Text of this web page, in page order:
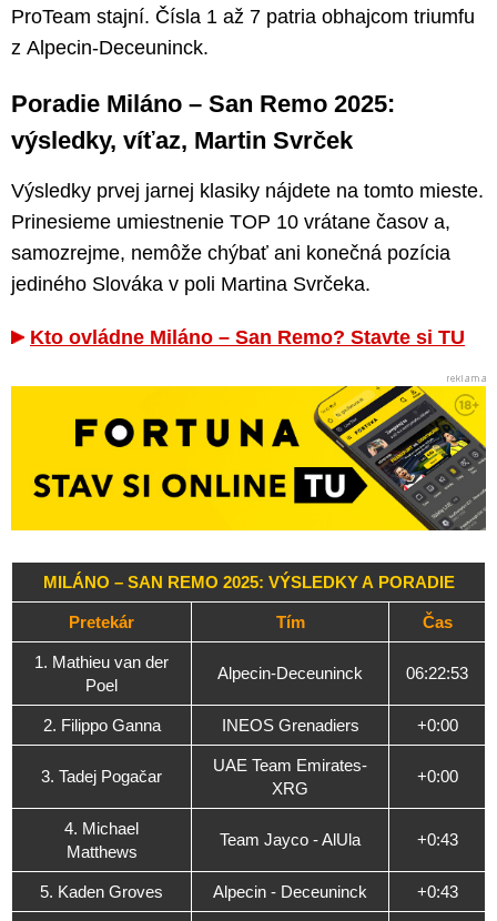
ProTeam stajní. Čísla 1 až 7 patria obhajcom triumfu
z Alpecin-Deceuninck.
Poradie Miláno – San Remo 2025:
výsledky, víťaz, Martin Svrček
Výsledky prvej jarnej klasiky nájdete na tomto mieste.
Prinesieme umiestnenie TOP 10 vrátane časov a,
samozrejme, nemôže chýbať ani konečná pozícia
jediného Slováka v poli Martina Svrčeka.
Kto ovládne Miláno – San Remo? Stavte si TU
MILÁNO – SAN REMO 2025: VÝSLEDKY A PORADIE
Pretekár Tím Čas
1. Mathieu van der
Poel
Alpecin-Deceuninck 06:22:53
2. Filippo Ganna INEOS Grenadiers +0:00
3. Tadej Pogačar
UAE Team Emirates-
XRG
+0:00
4. Michael
Matthews
Team Jayco - AlUla +0:43
5. Kaden Groves Alpecin - Deceuninck +0:43